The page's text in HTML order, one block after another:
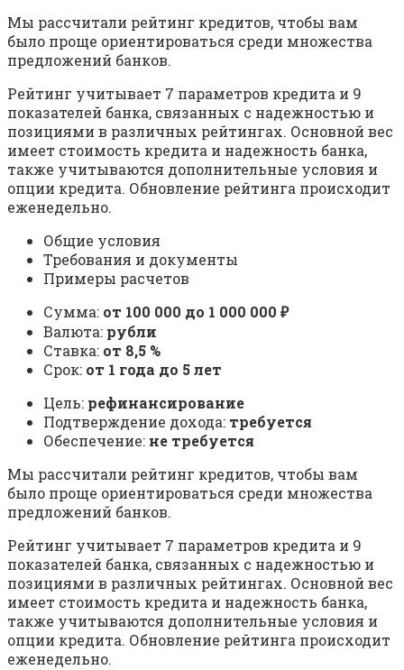
Мы рассчитали рейтинг кредитов, чтобы вам
было проще ориентироваться среди множества
предложений банков.
Рейтинг учитывает 7 параметров кредита и 9
показателей банка, связанных с надежностью и
позициями в различных рейтингах. Основной вес
имеет стоимость кредита и надежность банка,
также учитываются дополнительные условия и
опции кредита. Обновление рейтинга происходит
еженедельно.
Общие условия
Требования и документы
Примеры расчетов
Сумма: от 100 000 до 1 000 000 ₽
Валюта: рубли
Ставка: от 8,5 %
Срок: от 1 года до 5 лет
Цель: рефинансирование
Подтверждение дохода: требуется
Обеспечение: не требуется
Мы рассчитали рейтинг кредитов, чтобы вам
было проще ориентироваться среди множества
предложений банков.
Рейтинг учитывает 7 параметров кредита и 9
показателей банка, связанных с надежностью и
позициями в различных рейтингах. Основной вес
имеет стоимость кредита и надежность банка,
также учитываются дополнительные условия и
опции кредита. Обновление рейтинга происходит
еженедельно.